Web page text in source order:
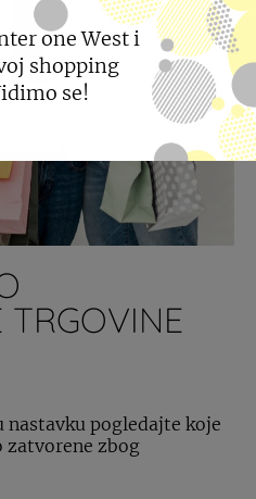
TRGOVINE
pogledajte koje
zatvorene zbog
one West i
shopping
se!